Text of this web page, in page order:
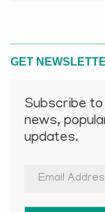
GET
Subscribe
news,
updates.